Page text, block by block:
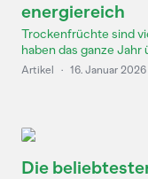
energiereich
Trockenfrüchte sind
haben das ganze Jahr
Artikel · 16. Januar 2026
Die